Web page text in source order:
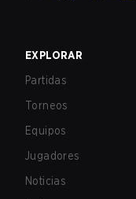
EXPLORAR
Partidas
Torneos
Equipos
Jugadores
Noticias